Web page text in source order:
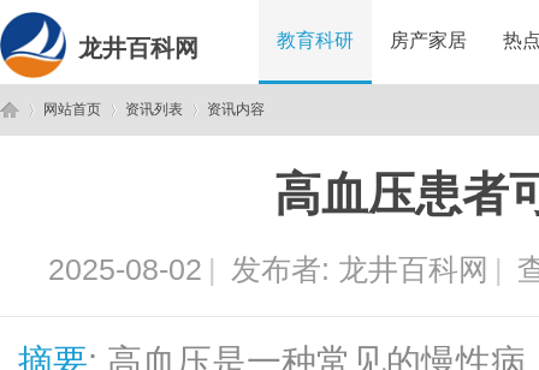
龙井百科网 教育科研 房产家居 热
网站首页 资讯列表 资讯内容
高血压患者
2025-08-02 | 发布者: 龙井百科网 |
摘要: 高血压是一种常见的慢性